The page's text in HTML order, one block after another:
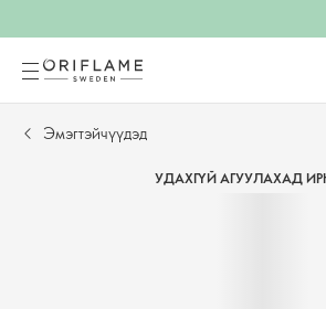
Эмэгтэйчүүдэд
УДАХГҮЙ АГУУЛАХАД